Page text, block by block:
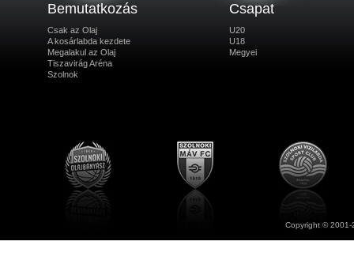
Bemutatkozás
Csak az Olaj
A kosárlabda kezdete
Megalakul az Olaj
Tiszavirág Aréna
Szolnok
Csapat
U20
U18
Megyei
Copyright ©